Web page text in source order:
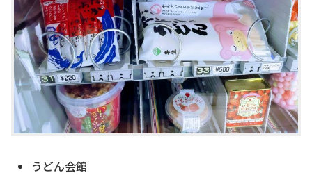
うどん会館